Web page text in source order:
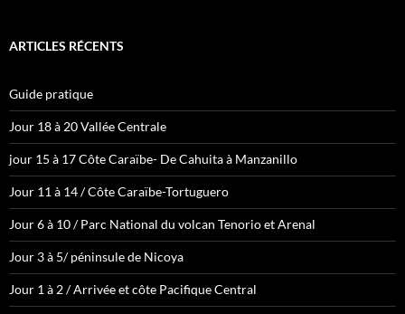
ARTICLES RÉCENTS
Guide pratique
Jour 18 à 20 Vallée Centrale
jour 15 à 17 Côte Caraïbe- De Cahuita à Manzanillo
Jour 11 à 14 / Côte Caraïbe-Tortuguero
Jour 6 à 10 / Parc National du volcan Tenorio et Arenal
Jour 3 à 5/ péninsule de Nicoya
Jour 1 à 2 / Arrivée et côte Pacifique Central